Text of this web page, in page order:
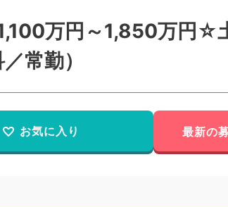
1,100万円～1,850万円
常勤）
お気に入り 最新の